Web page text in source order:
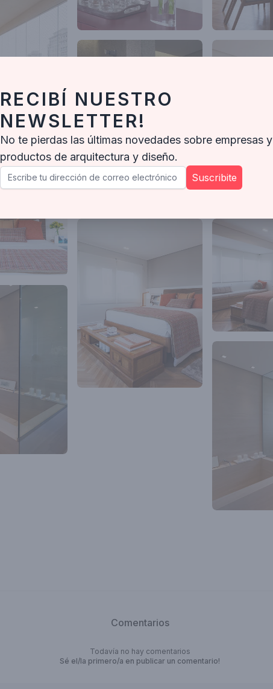
Comentarios
Todavía no hay comentarios
Sé el/la primero/a en publicar un comentario!
RECIBÍ NUESTRO
NEWSLETTER!
No te pierdas las últimas novedades sobre empresas y
productos de arquitectura y diseño.
Suscribite